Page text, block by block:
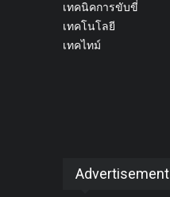
เทคนิคการขับขี่
เทคโนโลยี
เทคไทม์
Advertisement